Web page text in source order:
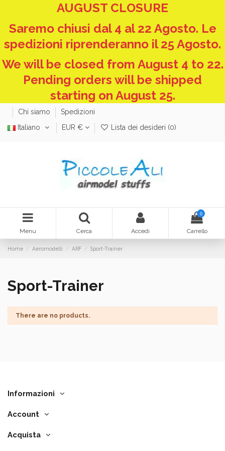
AUGUST CLOSURE
Saremo chiusi dal 4 al 22 Agosto. Le
spedizioni riprenderanno il 25 Agosto.
We will be closed from August 4 to 22.
Pending orders will be shipped
starting on August 25.
Chi siamo
Spedizioni
Italiano
EUR € Lista dei desideri (0)
Menu Cerca Accedi
0
Carrello
Home Aeromodelli ARF Sport-Trainer
Sport-Trainer
There are no products.
Informazioni
Account
Acquista